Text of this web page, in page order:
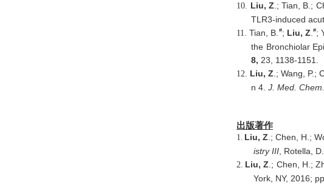
10. Liu, Z .; Tian, B.;
TLR3-induced
11. Tian, B. #; Liu, Z #;
the Bronchiolar
8, 23, 1138-1151.
12. Liu, Z .; Wang, P.;
n 4. J. Med. Chem.
出版著作
1. Liu, Z .; Chen, H.;
istry III , Rotella,
2. Liu, Z .; Chen, H.;
York, NY, 2016;